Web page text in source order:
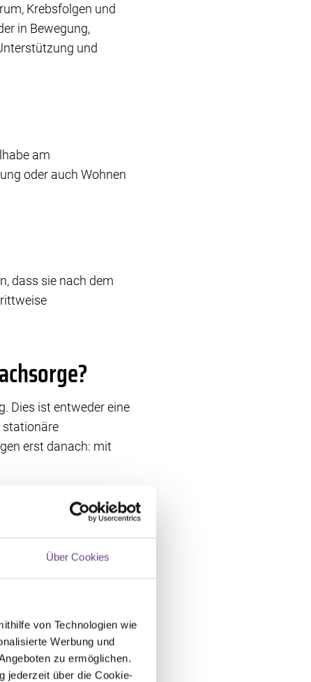
Über Cookies
von Technologien wie
Werbung und
zu ermöglichen.
jederzeit über die Cookie-
Krebsfolgen und
in Bewegung,
und
am
oder auch Wohnen
dass sie nach dem
Dies ist entweder eine
stationäre
erst danach: mit
stehen auch regionale
Alle
ab.
nicht ratsam.